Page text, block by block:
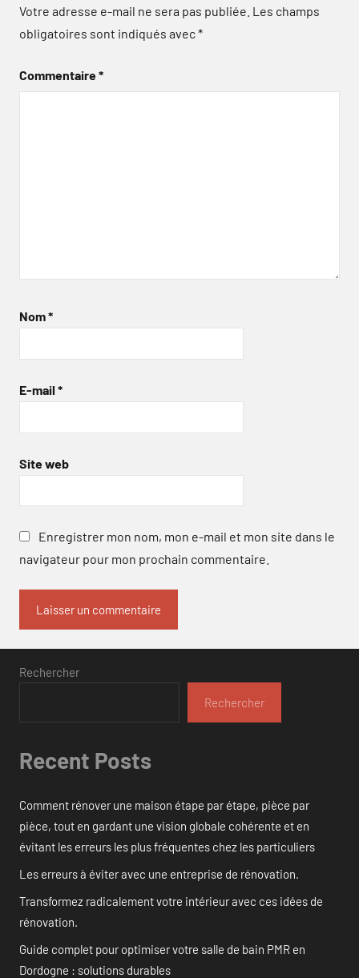
Votre adresse e-mail ne sera pas publiée. Les champs
obligatoires sont indiqués avec*
Commentaire*
Nom*
E-mail *
Site web
Enregistrer mon nom, mon e-mail et mon site dans le
navigateur pour mon prochain commentaire.
Rechercher
Rechercher
Recent Posts
Comment rénover une maison étape par étape, pièce par
pièce, tout en gardant une vision globale cohérente et en
évitant les erreurs les plus fréquentes chez les particuliers
Les erreurs à éviter avec une entreprise de rénovation.
Transformez radicalement votre intérieur avec ces idées de
rénovation.
Guide complet pour optimiser votre salle de bain PMR en
Dordogne : solutions durables